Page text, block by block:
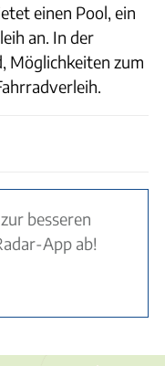
einen Pool, ein
an. In der
Möglichkeiten zum
besseren
App ab!